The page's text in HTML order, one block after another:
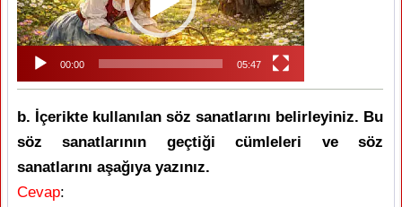
00:00 05:47
b. İçerikte kullanılan söz sanatlarını belirleyiniz. Bu
söz sanatlarının geçtiği cümleleri ve söz
sanatlarını aşağıya yazınız.
Cevap: